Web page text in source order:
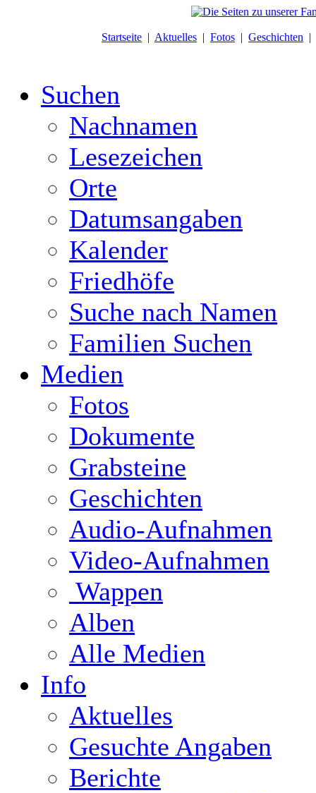
Startseite | Aktuelles | Fotos | Geschichten |
Suchen
Nachnamen
Lesezeichen
Orte
Datumsangaben
Kalender
Friedhöfe
Suche nach Namen
Familien Suchen
Medien
Fotos
Dokumente
Grabsteine
Geschichten
Audio-Aufnahmen
Video-Aufnahmen
Wappen
Alben
Alle Medien
Info
Aktuelles
Gesuchte Angaben
Berichte